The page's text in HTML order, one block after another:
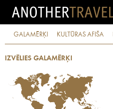
GALAMĒRĶI KULTŪRAS AFIŠA
IZVĒLIES GALAMĒRĶI